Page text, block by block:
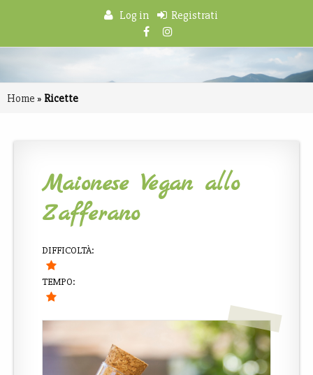
Log in Registrati
Home » Ricette
Maionese Vegan allo
Zafferano
DIFFICOLTÀ:
TEMPO: